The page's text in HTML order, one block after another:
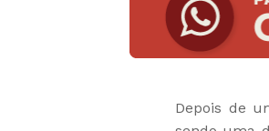
Depois de